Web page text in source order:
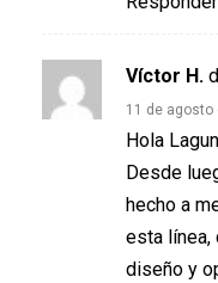
Víctor H.
11 de agosto
Hola
Desde
hecho a
esta línea,
diseño y